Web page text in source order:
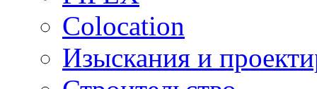
Colocation
Изыскания и